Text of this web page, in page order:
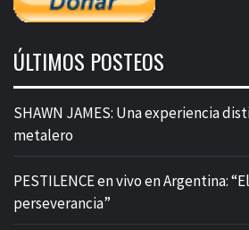
ÚLTIMOS POSTEOS
SHAWN JAMES: Una experiencia
metalero
PESTILENCE en vivo en Argentina:
perseverancia”